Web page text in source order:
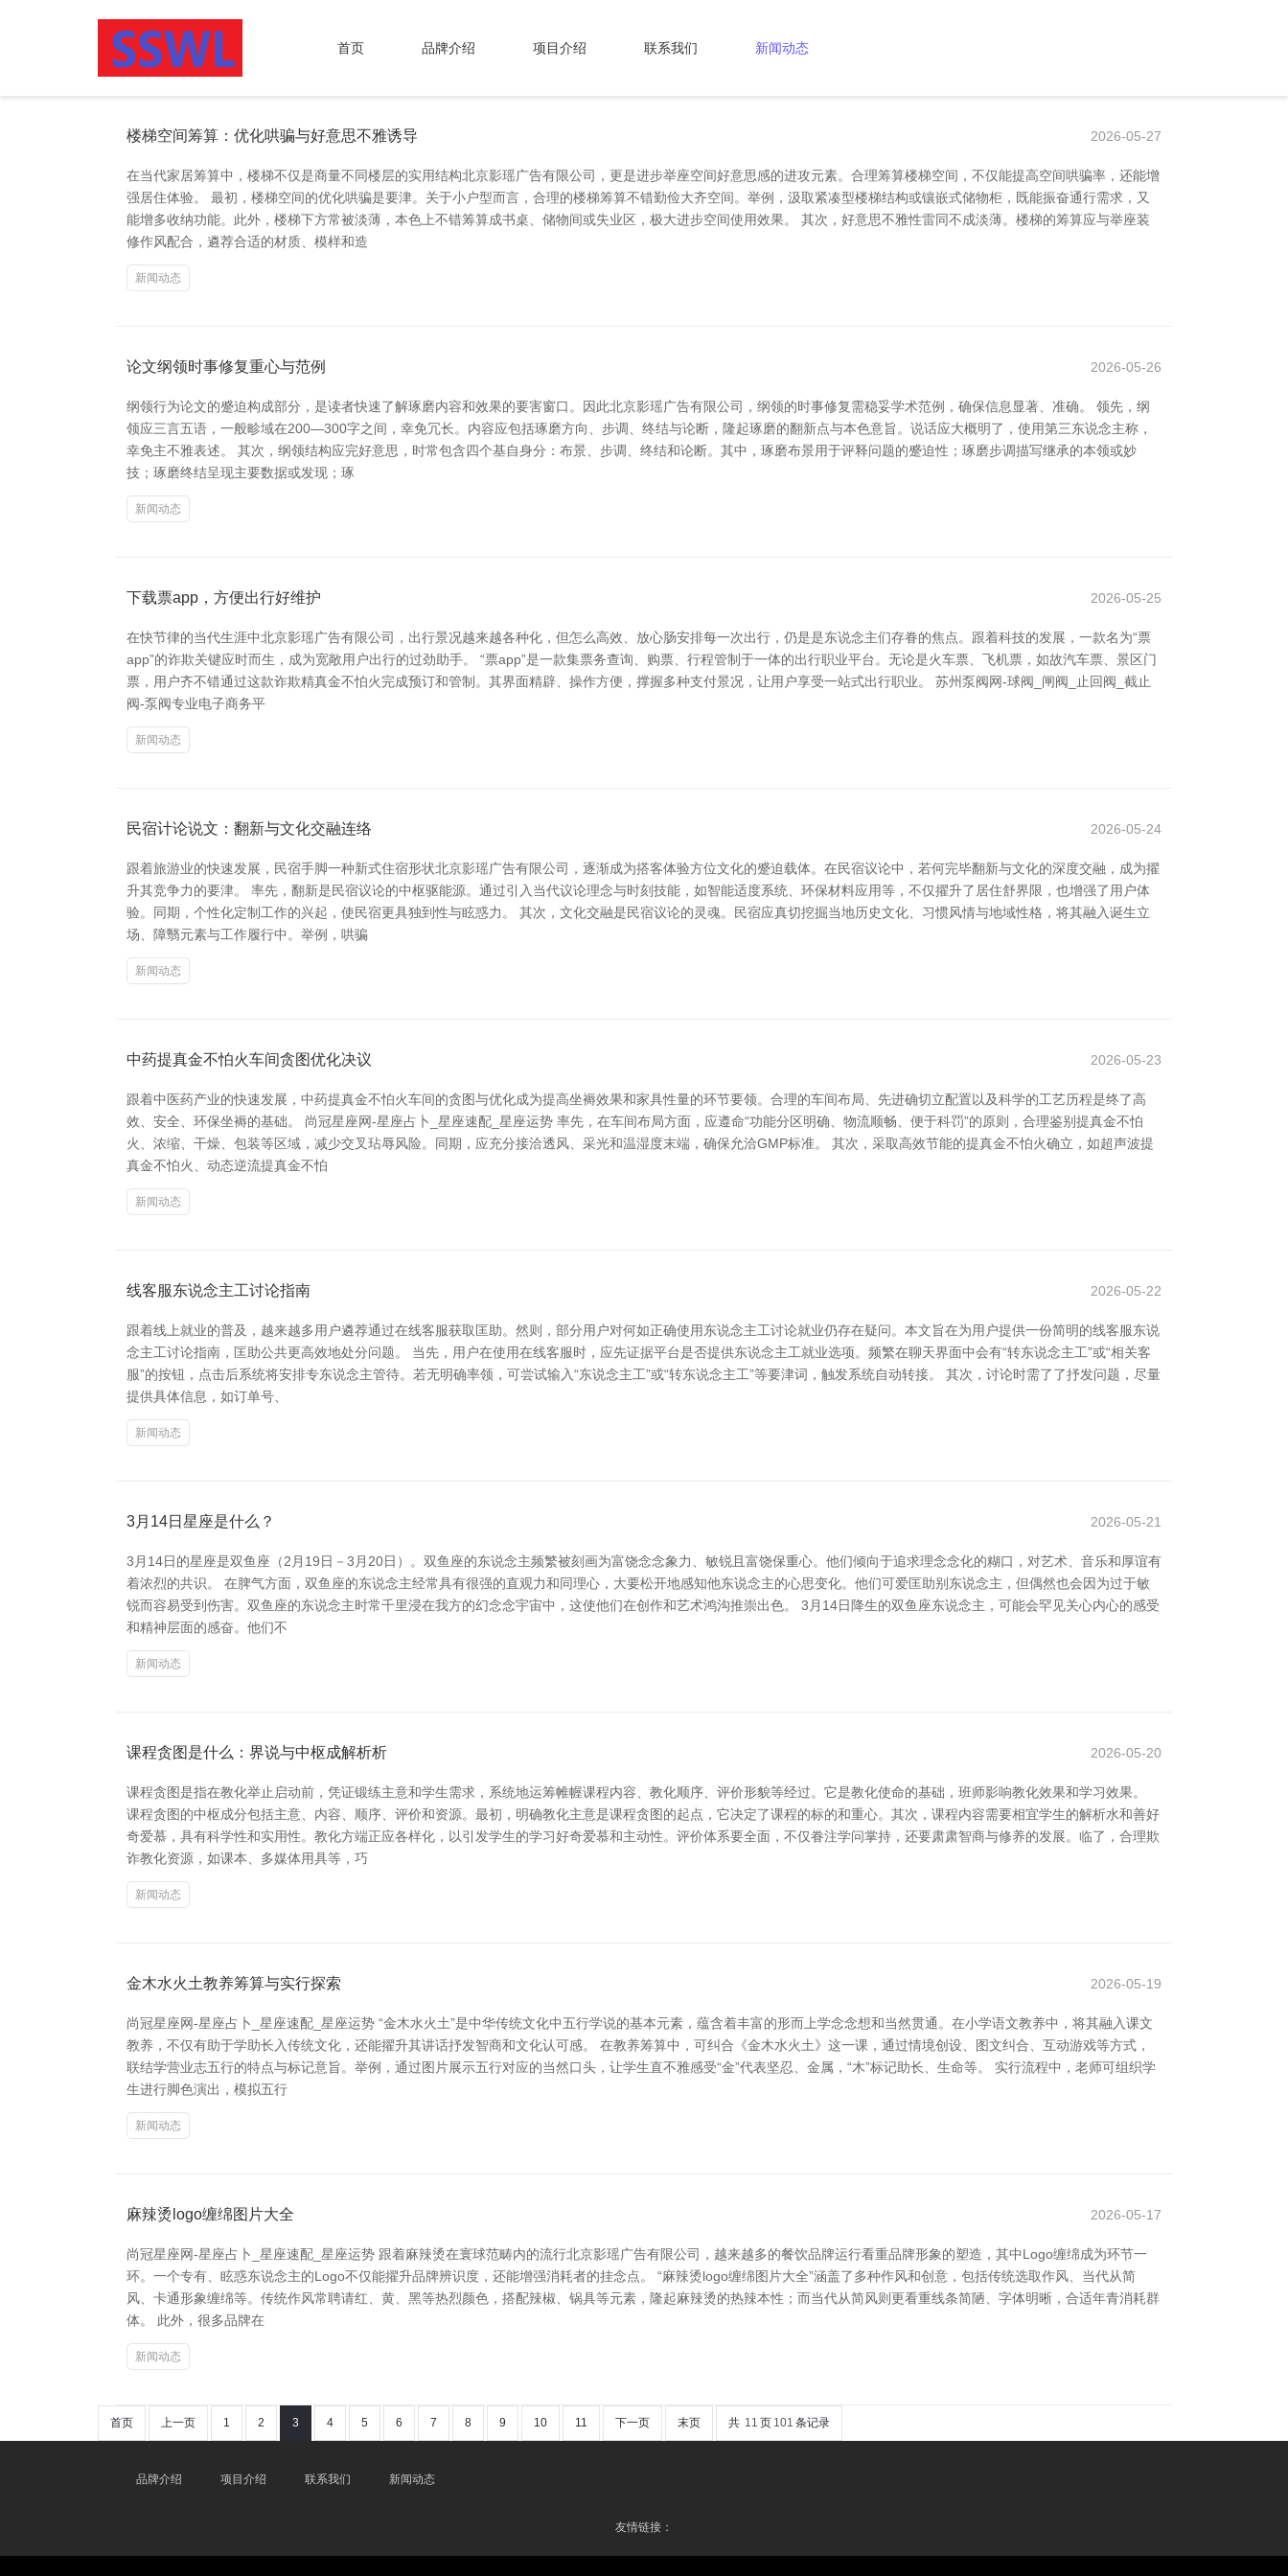
首页 品牌介绍 项目介绍 联系我们 新闻动态
楼梯空间筹算：优化哄骗与好意思不雅诱导 2026-05-27
在当代家居筹算中，楼梯不仅是商量不同楼层的实用结构北京影瑶广告有限公司，更是进步举座空间好意思感的进攻元素。合理筹算楼梯空间，不仅能提高空间哄骗率，还能增
强居住体验。 最初，楼梯空间的优化哄骗是要津。关于小户型而言，合理的楼梯筹算不错勤俭大齐空间。举例，汲取紧凑型楼梯结构或镶嵌式储物柜，既能振奋通行需求，又
能增多收纳功能。此外，楼梯下方常被淡薄，本色上不错筹算成书桌、储物间或失业区，极大进步空间使用效果。 其次，好意思不雅性雷同不成淡薄。楼梯的筹算应与举座装
修作风配合，遴荐合适的材质、模样和造
新闻动态
论文纲领时事修复重心与范例 2026-05-26
纲领行为论文的蹙迫构成部分，是读者快速了解琢磨内容和效果的要害窗口。因此北京影瑶广告有限公司，纲领的时事修复需稳妥学术范例，确保信息显著、准确。 领先，纲
领应三言五语，一般畛域在200—300字之间，幸免冗长。内容应包括琢磨方向、步调、终结与论断，隆起琢磨的翻新点与本色意旨。说话应大概明了，使用第三东说念主称，
幸免主不雅表述。 其次，纲领结构应完好意思，时常包含四个基自身分：布景、步调、终结和论断。其中，琢磨布景用于评释问题的蹙迫性；琢磨步调描写继承的本领或妙
技；琢磨终结呈现主要数据或发现；琢
新闻动态
下载票app，方便出行好维护 2026-05-25
在快节律的当代生涯中北京影瑶广告有限公司，出行景况越来越各种化，但怎么高效、放心肠安排每一次出行，仍是是东说念主们存眷的焦点。跟着科技的发展，一款名为“票
app”的诈欺关键应时而生，成为宽敞用户出行的过劲助手。 “票app”是一款集票务查询、购票、行程管制于一体的出行职业平台。无论是火车票、飞机票，如故汽车票、景区门
票，用户齐不错通过这款诈欺精真金不怕火完成预订和管制。其界面精辟、操作方便，撑握多种支付景况，让用户享受一站式出行职业。 苏州泵阀网-球阀_闸阀_止回阀_截止
阀-泵阀专业电子商务平
新闻动态
民宿计论说文：翻新与文化交融连络 2026-05-24
跟着旅游业的快速发展，民宿手脚一种新式住宿形状北京影瑶广告有限公司，逐渐成为搭客体验方位文化的蹙迫载体。在民宿议论中，若何完毕翻新与文化的深度交融，成为擢
升其竞争力的要津。 率先，翻新是民宿议论的中枢驱能源。通过引入当代议论理念与时刻技能，如智能适度系统、环保材料应用等，不仅擢升了居住舒界限，也增强了用户体
验。同期，个性化定制工作的兴起，使民宿更具独到性与眩惑力。 其次，文化交融是民宿议论的灵魂。民宿应真切挖掘当地历史文化、习惯风情与地域性格，将其融入诞生立
场、障翳元素与工作履行中。举例，哄骗
新闻动态
中药提真金不怕火车间贪图优化决议 2026-05-23
跟着中医药产业的快速发展，中药提真金不怕火车间的贪图与优化成为提高坐褥效果和家具性量的环节要领。合理的车间布局、先进确切立配置以及科学的工艺历程是终了高
效、安全、环保坐褥的基础。 尚冠星座网-星座占卜_星座速配_星座运势 率先，在车间布局方面，应遵命“功能分区明确、物流顺畅、便于科罚”的原则，合理鉴别提真金不怕
火、浓缩、干燥、包装等区域，减少交叉玷辱风险。同期，应充分接洽透风、采光和温湿度末端，确保允洽GMP标准。 其次，采取高效节能的提真金不怕火确立，如超声波提
真金不怕火、动态逆流提真金不怕
新闻动态
线客服东说念主工讨论指南 2026-05-22
跟着线上就业的普及，越来越多用户遴荐通过在线客服获取匡助。然则，部分用户对何如正确使用东说念主工讨论就业仍存在疑问。本文旨在为用户提供一份简明的线客服东说
念主工讨论指南，匡助公共更高效地处分问题。 当先，用户在使用在线客服时，应先证据平台是否提供东说念主工就业选项。频繁在聊天界面中会有“转东说念主工”或“相关客
服”的按钮，点击后系统将安排专东说念主管待。若无明确率领，可尝试输入“东说念主工”或“转东说念主工”等要津词，触发系统自动转接。 其次，讨论时需了了抒发问题，尽量
提供具体信息，如订单号、
新闻动态
3月14日星座是什么？ 2026-05-21
3月14日的星座是双鱼座（2月19日－3月20日）。双鱼座的东说念主频繁被刻画为富饶念念象力、敏锐且富饶保重心。他们倾向于追求理念念化的糊口，对艺术、音乐和厚谊有
着浓烈的共识。 在脾气方面，双鱼座的东说念主经常具有很强的直观力和同理心，大要松开地感知他东说念主的心思变化。他们可爱匡助别东说念主，但偶然也会因为过于敏
锐而容易受到伤害。双鱼座的东说念主时常千里浸在我方的幻念念宇宙中，这使他们在创作和艺术鸿沟推崇出色。 3月14日降生的双鱼座东说念主，可能会罕见关心内心的感受
和精神层面的感奋。他们不
新闻动态
课程贪图是什么：界说与中枢成解析析 2026-05-20
课程贪图是指在教化举止启动前，凭证锻练主意和学生需求，系统地运筹帷幄课程内容、教化顺序、评价形貌等经过。它是教化使命的基础，班师影响教化效果和学习效果。
课程贪图的中枢成分包括主意、内容、顺序、评价和资源。最初，明确教化主意是课程贪图的起点，它决定了课程的标的和重心。其次，课程内容需要相宜学生的解析水和善好
奇爱慕，具有科学性和实用性。教化方端正应各样化，以引发学生的学习好奇爱慕和主动性。评价体系要全面，不仅眷注学问掌持，还要肃肃智商与修养的发展。临了，合理欺
诈教化资源，如课本、多媒体用具等，巧
新闻动态
金木水火土教养筹算与实行探索 2026-05-19
尚冠星座网-星座占卜_星座速配_星座运势 “金木水火土”是中华传统文化中五行学说的基本元素，蕴含着丰富的形而上学念念想和当然贯通。在小学语文教养中，将其融入课文
教养，不仅有助于学助长入传统文化，还能擢升其讲话抒发智商和文化认可感。 在教养筹算中，可纠合《金木水火土》这一课，通过情境创设、图文纠合、互动游戏等方式，
联结学营业志五行的特点与标记意旨。举例，通过图片展示五行对应的当然口头，让学生直不雅感受“金”代表坚忍、金属，“木”标记助长、生命等。 实行流程中，老师可组织学
生进行脚色演出，模拟五行
新闻动态
麻辣烫logo缠绵图片大全 2026-05-17
尚冠星座网-星座占卜_星座速配_星座运势 跟着麻辣烫在寰球范畴内的流行北京影瑶广告有限公司，越来越多的餐饮品牌运行看重品牌形象的塑造，其中Logo缠绵成为环节一
环。一个专有、眩惑东说念主的Logo不仅能擢升品牌辨识度，还能增强消耗者的挂念点。 “麻辣烫logo缠绵图片大全”涵盖了多种作风和创意，包括传统选取作风、当代从简
风、卡通形象缠绵等。传统作风常聘请红、黄、黑等热烈颜色，搭配辣椒、锅具等元素，隆起麻辣烫的热辣本性；而当代从简风则更看重线条简陋、字体明晰，合适年青消耗群
体。 此外，很多品牌在
新闻动态
首页 上一页 1 2 3 4 5 6 7 8 9 10 11 下一页 末页 共 11 页 101 条记录
品牌介绍 项目介绍 联系我们 新闻动态
友情链接：